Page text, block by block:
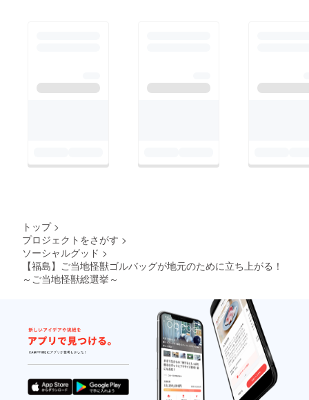
トップ >
プロジェクトをさがす >
ソーシャルグッド >
【福島】ご当地怪獣ゴルバッグが地元のために立ち上がる！
～ご当地怪獣総選挙～